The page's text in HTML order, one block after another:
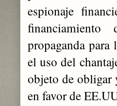
espionaje
propaganda
el uso del
objeto de obligar
en favor de